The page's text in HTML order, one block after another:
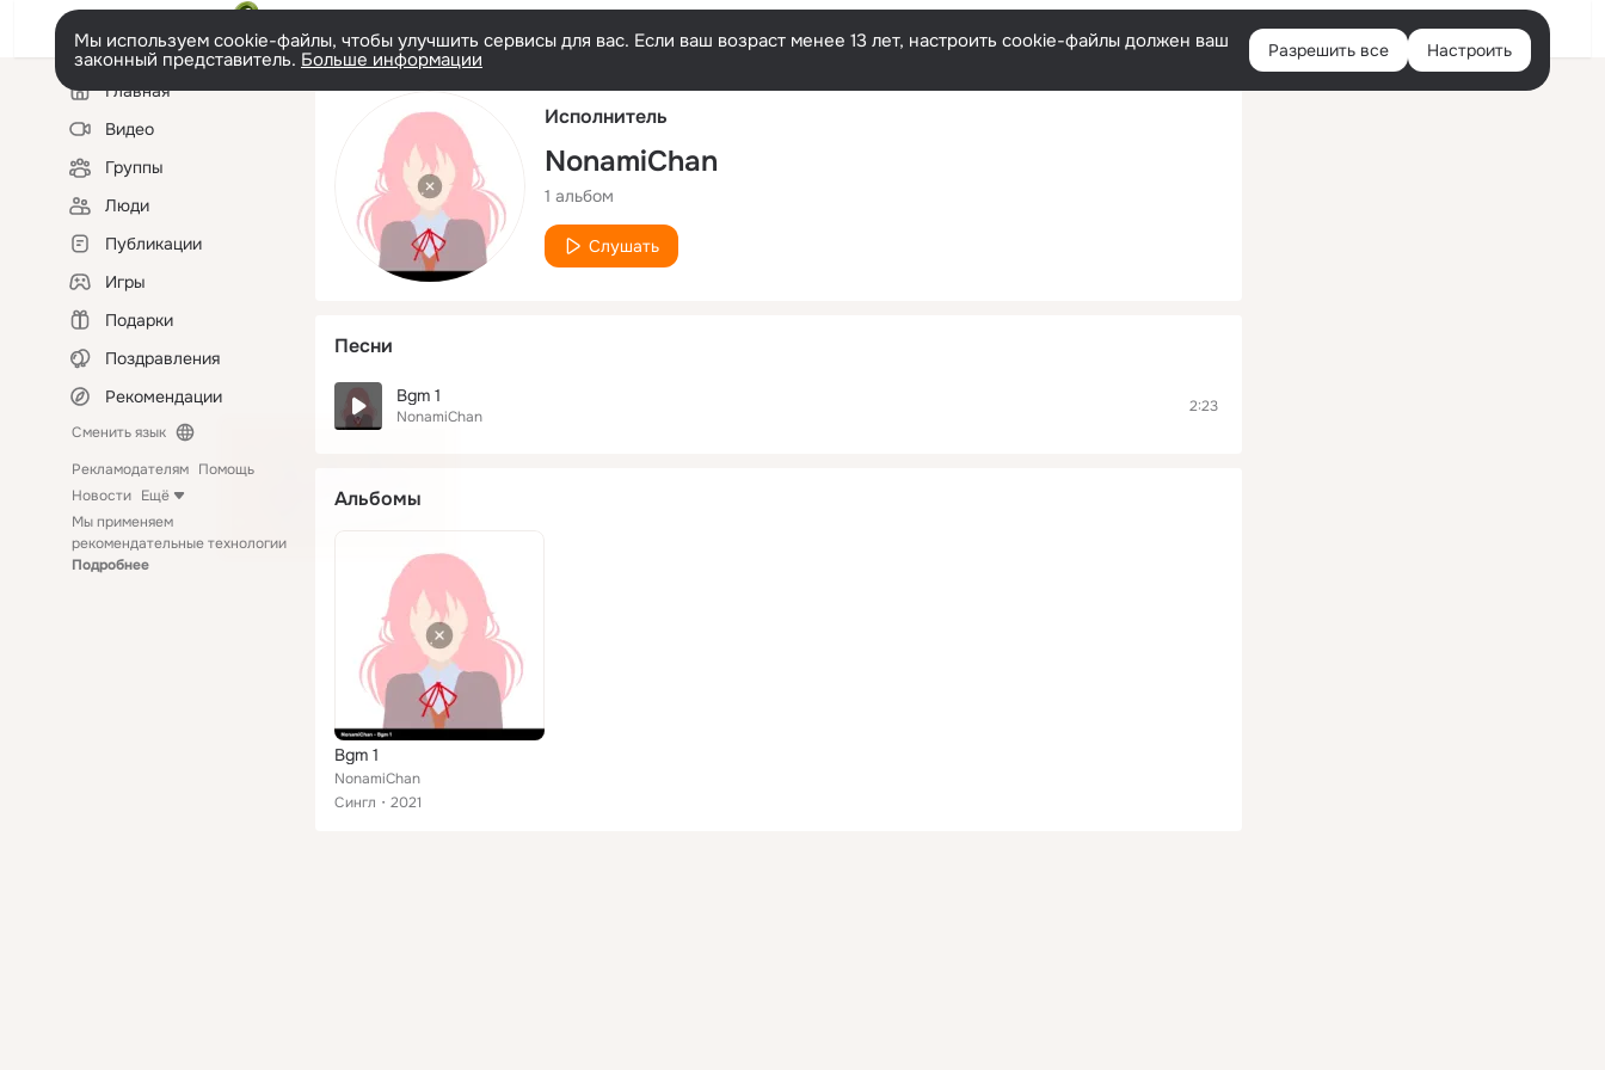
Русский Войти
Мы используем cookie-файлы, чтобы улучшить сервисы для вас. Если ваш возраст менее 13 лет, настроить cookie-файлы должен ваш
законный представитель. Больше информации Разрешить все Настроить
Левая
колонкаГлавная
Видео
Группы
Люди
Публикации
Игры
Подарки
Поздравления
Рекомендации
Сменить язык
Рекламодателям Помощь
Новости Ещё
Мы применяем
рекомендательные технологии
Подробнее
Исполнитель
NonamiChan
1 альбом
Слушать
Песни
Bgm 1
NonamiChan
2:23
Альбомы
Bgm 1
NonamiChan
Сингл
2021